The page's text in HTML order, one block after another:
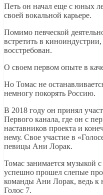
Петь он начал еще с юных
своей вокальной карьере.
Помимо певческой
встретить в
восстребован.
О своем первом опыте в
Но Томас не
немногу покорять Россию.
В 2018 году он принял
Первого канала, где он с
наставников проекта и
нему. Свое участие в
певицы Ани Лорак.
Томас занимается музыкой
успешно прошел слепые
команды Ани Лорак, ведь к
Голос 7.